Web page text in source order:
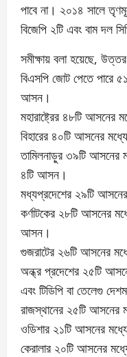
পাবে না। ২০১৪ সালে
বিজেপি ২টি এবং বাম দল
সমীক্ষায় বলা হয়েছে,
বিএসপি জোট পেতে পারে
আসন।
মহারাষ্ট্রের ৪৮টি
বিহারের ৪০টি আসনের
তামিলনাড়ুর ৩৯টি
৪টি আসন।
মধ্যপ্রদেশের ২৯টি
কর্ণাটকের ২৮টি আসনের
আসন।
গুজরাটের ২৬টি আসনের
অন্ধ্র প্রদেশের ২৫টি
এবং টিডিপি বা তেলেগু
রাজস্থানের ২৫টি আসনের
ওডিশার ২১টি আসনের
কেরালার ২০টি আসনের